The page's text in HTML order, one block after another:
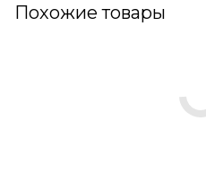
Похожие товары